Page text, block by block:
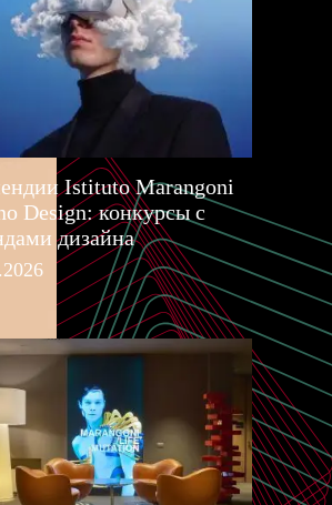
Istituto Marangoni
Design: конкурсы с
дизайна